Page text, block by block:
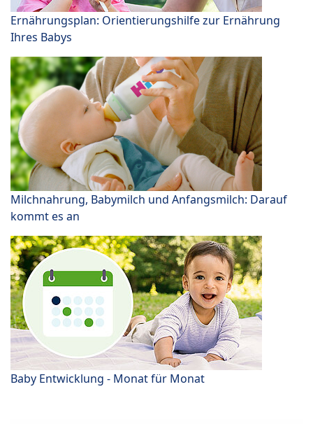
Ernährungsplan: Orientierungshilfe zur Ernährung
Ihres Babys
Milchnahrung, Babymilch und Anfangsmilch: Darauf
kommt es an
Baby Entwicklung - Monat für Monat